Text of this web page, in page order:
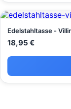
Edelstahltasse -
18,95 €